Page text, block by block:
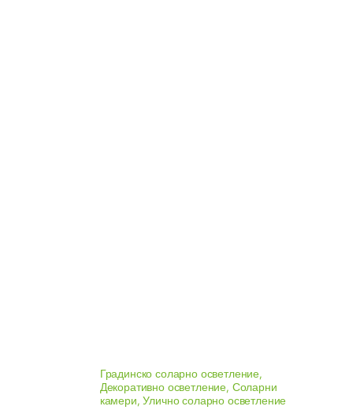
Градинско соларно осветление,
Декоративно осветление, Соларни
камери,Улично соларно осветление